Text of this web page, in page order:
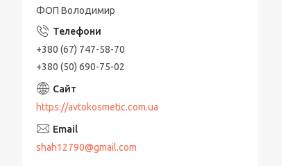
ФОП Володимир
+380 (67) 747-58-70
+380 (50) 690-75-02
https://avtokosmetic.com.ua
shah12790@gmail.com